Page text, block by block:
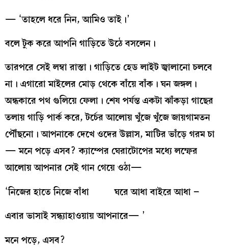
— ‘তাহলে ধরে নিন, আমিও তাই।’
বলে টুক করে আপনি গাড়িতে উঠে বসলেন।
তারপরে সেই লম্বা রাস্তা। গাড়িতে হেড লাইট জ্বালানো চলবে
না। এগারো মাইলের মোড় থেকে বাঁয়ে বাঁক। ঘন জঙ্গল।
অন্ধকারে পথ গুলিয়ে ফেলা। শেষ পর্যন্ত একটা ঝাঁকড়া গাছের
তলায় গাড়ি পার্ক করে, টর্চের আলোয় খুঁজে খুঁজে জায়গামতন
পৌঁছনো। আপনাকে দেখে ওদের উল্লাস, মাটির ভাঁড়ে গরম চা
— মনে পড়ে এসব? ক্যাম্পের ঘেরাটোপের মধ্যে লম্ফের
আলোয় আপনার সেই গান গেয়ে ওঠা—
‘নিজের হাতে নিজে বাঁধা ঘরে আধা বাইরে আধা–
এবার ভাসাই সন্ধ্যাহাওয়ায় আপনারে— ’
মনে পড়ে, এসব?